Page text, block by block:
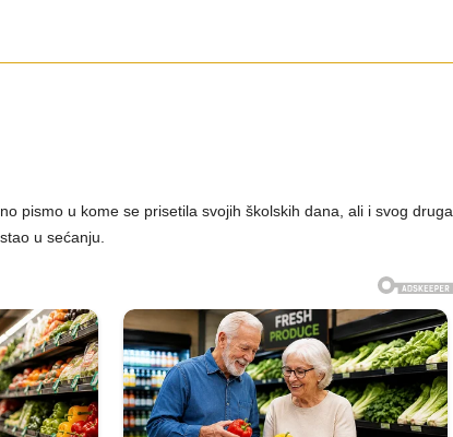
pismo u kome se prisetila svojih školskih dana, ali i svog druga
u sećanju.